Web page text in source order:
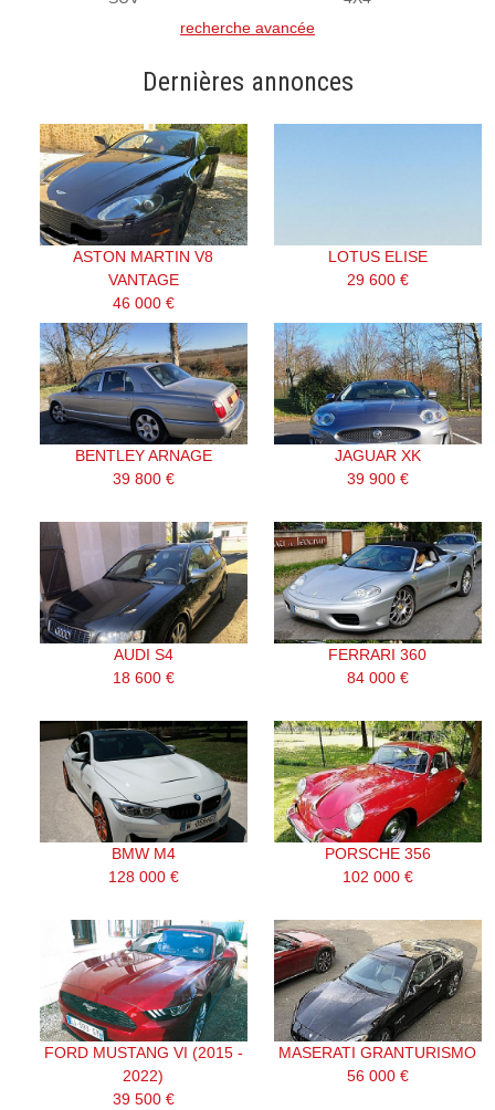
recherche avancée
Dernières annonces
ASTON MARTIN V8
VANTAGE
46 000 €
LOTUS ELISE
29 600 €
BENTLEY ARNAGE
39 800 €
JAGUAR XK
39 900 €
AUDI S4
18 600 €
FERRARI 360
84 000 €
BMW M4
128 000 €
PORSCHE 356
102 000 €
FORD MUSTANG VI (2015 -
2022)
39 500 €
MASERATI GRANTURISMO
56 000 €